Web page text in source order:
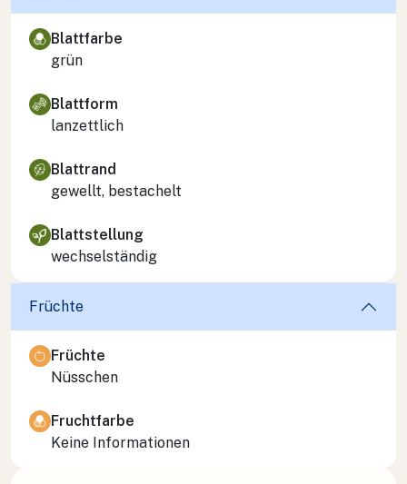
Blattfarbe
grün
Blattform
lanzettlich
Blattrand
gewellt, bestachelt
Blattstellung
wechselständig
Früchte
Früchte
Nüsschen
Fruchtfarbe
Keine Informationen